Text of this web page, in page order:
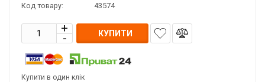
Код товару:
43574
КУПИТИ
Купити в один клік